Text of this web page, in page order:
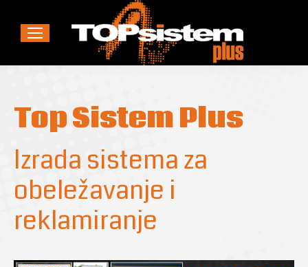
Top Sistem Plus
Izrada sistema za
obeležavanje i
reklamiranje